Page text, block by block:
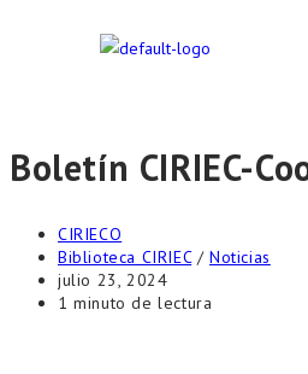
Boletín CIRIEC-
CIRIECO
Biblioteca CIRIEC / Noticias
julio 23, 2024
1 minuto de lectura